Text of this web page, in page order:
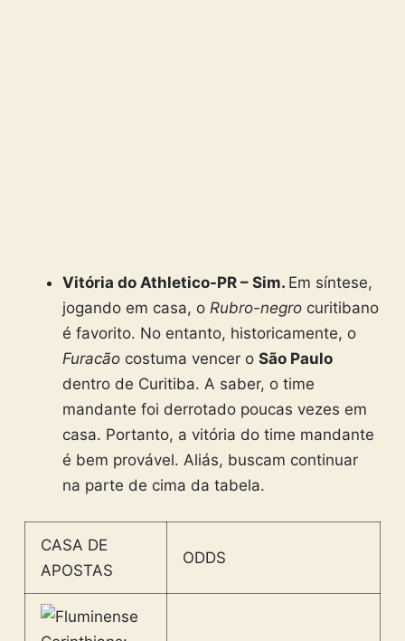
Vitória do Athletico-PR – Sim. Em síntese,
jogando em casa, oRubro-negro curitibano
é favorito. No entanto, historicamente, o
Furacão costuma vencer oSão Paulo
dentro de Curitiba. A saber, o time
mandante foi derrotado poucas vezes em
casa. Portanto, a vitória do time mandante
é bem provável. Aliás, buscam continuar
na parte de cima da tabela.
CASA DE
APOSTAS
ODDS